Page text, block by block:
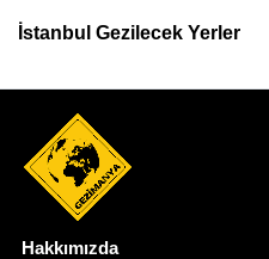
İstanbul Gezilecek Yerler
Hakkımızda